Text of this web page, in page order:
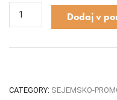
Dodaj v
CATEGORY: SEJEMSKO-